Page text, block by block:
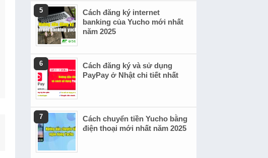
Cách đăng ký internet
banking của Yucho mới nhất
năm 2025
Cách đăng ký và sử dụng
PayPay ở Nhật chi tiết nhất
Cách chuyển tiền Yucho bằng
điện thoại mới nhất năm 2025